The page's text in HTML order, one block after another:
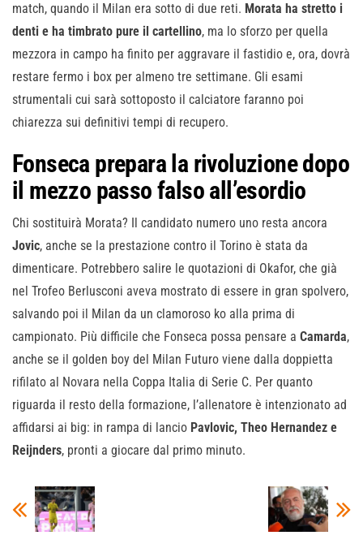
match, quando il Milan era sotto di due reti. Morata ha stretto i
denti e ha timbrato pure il cartellino, ma lo sforzo per quella
mezzora in campo ha finito per aggravare il fastidio e, ora, dovrà
restare fermo i box per almeno tre settimane. Gli esami
strumentali cui sarà sottoposto il calciatore faranno poi
chiarezza sui definitivi tempi di recupero.
Fonseca prepara la rivoluzione dopo
il mezzo passo falso all’esordio
Chi sostituirà Morata? Il candidato numero uno resta ancora
Jovic, anche se la prestazione contro il Torino è stata da
dimenticare. Potrebbero salire le quotazioni di Okafor, che già
nel Trofeo Berlusconi aveva mostrato di essere in gran spolvero,
salvando poi il Milan da un clamoroso ko alla prima di
campionato. Più difficile che Fonseca possa pensare a Camarda,
anche se il golden boy del Milan Futuro viene dalla doppietta
rifilato al Novara nella Coppa Italia di Serie C. Per quanto
riguarda il resto della formazione, l’allenatore è intenzionato ad
affidarsi ai big: in rampa di lancio Pavlovic, Theo Hernandez e
Reijnders, pronti a giocare dal primo minuto.